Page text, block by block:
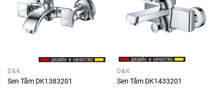
D&K
Sen Tắm DK1383201
D&K
Sen Tắm DK1433201